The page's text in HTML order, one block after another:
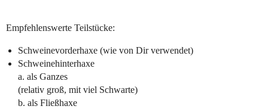
Empfehlenswerte Teilstücke:
Schweinevorderhaxe (wie von Dir verwendet)
Schweinehinterhaxe
a. als Ganzes
(relativ groß, mit viel Schwarte)
b. als Fließhaxe